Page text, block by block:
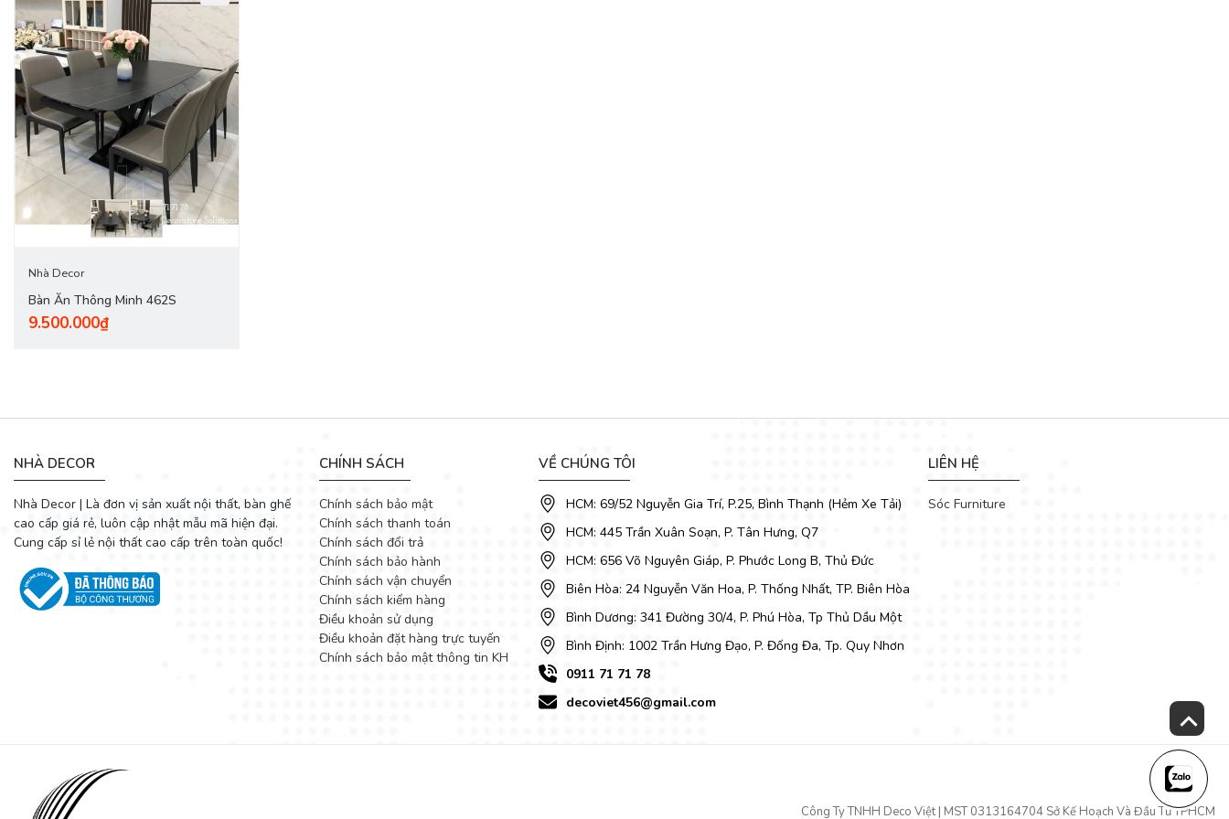
Nhà Decor
Bàn Ăn Thông Minh 462S
9.500.000₫
NHÀ DECOR
Nhà Decor | Là đơn vị sản xuất nội thất, bàn ghế
cao cấp giá rẻ, luôn cập nhật mẫu mã hiện đại.
Cung cấp sỉ lẻ nội thất cao cấp trên toàn quốc!
CHÍNH SÁCH
Chính sách bảo mật
Chính sách thanh toán
Chính sách đổi trả
Chính sách bảo hành
Chính sách vận chuyển
Chính sách kiểm hàng
Điều khoản sử dụng
Điều khoản đặt hàng trực tuyến
Chính sách bảo mật thông tin KH
VỀ CHÚNG TÔI
HCM: 69/52 Nguyễn Gia Trí, P.25, Bình Thạnh (Hẻm Xe Tải)
HCM: 445 Trần Xuân Soạn, P. Tân Hưng, Q7
HCM: 656 Võ Nguyên Giáp, P. Phước Long B, Thủ Đức
Biên Hòa: 24 Nguyễn Văn Hoa, P. Thống Nhất, TP. Biên Hòa
Bình Dương: 341 Đường 30/4, P. Phú Hòa, Tp Thủ Dầu Một
Bình Định: 1002 Trần Hưng Đạo, P. Đống Đa, Tp. Quy Nhơn
0911 71 71 78
decoviet456@gmail.com
LIÊN HỆ
Sóc Furniture
Công Ty TNHH Deco Việt | MST 0313164704 Sở Kế Hoạch Và Đầu Tư TPHCM